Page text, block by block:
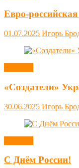
Евро-
01.07.2025 Игорь
«Создатели»
30.06.2025 Игорь
С Днём России!